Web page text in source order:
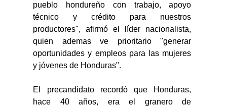
pueblo hondureño con trabajo, apoyo
técnico y crédito para nuestros
productores", afirmó el líder nacionalista,
quien ademas ve prioritario "generar
oportunidades y empleos para las mujeres
y jóvenes de Honduras".
El precandidato recordó que Honduras,
hace 40 años, era el granero de